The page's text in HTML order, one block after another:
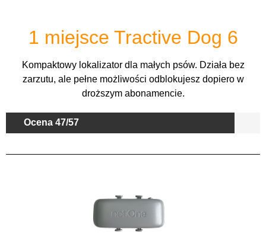
1 miejsce Tractive Dog 6
Kompaktowy lokalizator dla małych psów. Działa bez
zarzutu, ale pełne możliwości odblokujesz dopiero w
droższym abonamencie.
Ocena 47/57